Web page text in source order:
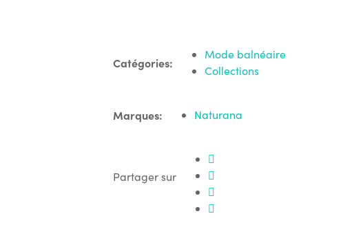
Catégories:
Mode balnéaire
Collections
Marques: Naturana
Partager sur